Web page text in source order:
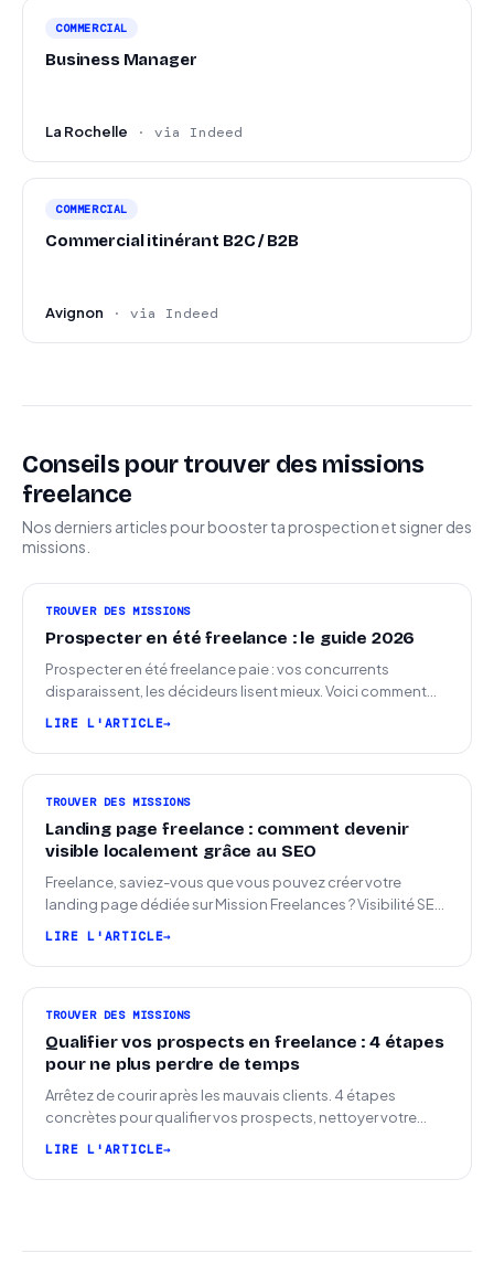
COMMERCIAL
Business Manager
La Rochelle · via Indeed
COMMERCIAL
Commercial itinérant B2C / B2B
Avignon · via Indeed
Conseils pour trouver des missions
freelance
Nos derniers articles pour booster ta prospection et signer des
missions.
TROUVER DES MISSIONS
Prospecter en été freelance : le guide 2026
Prospecter en été freelance paie : vos concurrents
disparaissent, les décideurs lisent mieux. Voici comment
LIRE L'ARTICLE
TROUVER DES MISSIONS
Landing page freelance : comment devenir
visible localement grâce au SEO
Freelance, saviez-vous que vous pouvez créer votre
landing page dédiée sur Mission Freelances ? Visibilité SEO
LIRE L'ARTICLE
TROUVER DES MISSIONS
Qualifier vos prospects en freelance : 4 étapes
pour ne plus perdre de temps
Arrêtez de courir après les mauvais clients. 4 étapes
concrètes pour qualifier vos prospects, nettoyer votre
LIRE L'ARTICLE